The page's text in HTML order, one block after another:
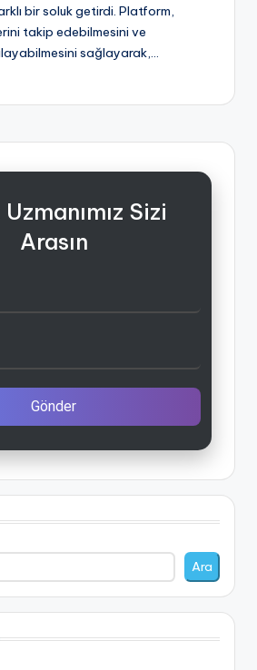
bir soluk getirdi. Platform,
takip edebilmesini ve
sağlayarak,…
Sizi
Arasın
Gönder
Ara